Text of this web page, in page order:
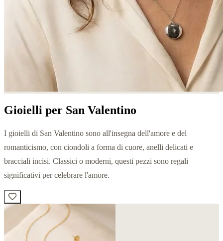
Gioielli per San Valentino
I gioielli di San Valentino sono all'insegna dell'amore e del
romanticismo, con ciondoli a forma di cuore, anelli delicati e
bracciali incisi. Classici o moderni, questi pezzi sono regali
significativi per celebrare l'amore.